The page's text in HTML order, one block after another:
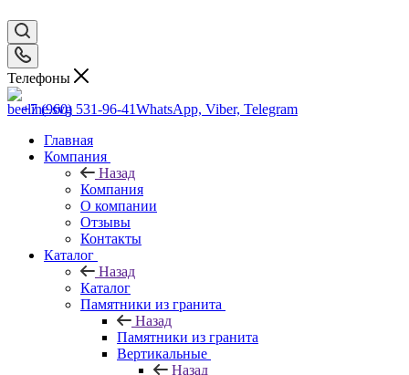
Телефоны
+7 (960) 531-96-41WhatsApp, Viber, Telegram
Главная
Компания
Назад
Компания
О компании
Отзывы
Контакты
Каталог
Назад
Каталог
Памятники из гранита
Назад
Памятники из гранита
Вертикальные
Назад